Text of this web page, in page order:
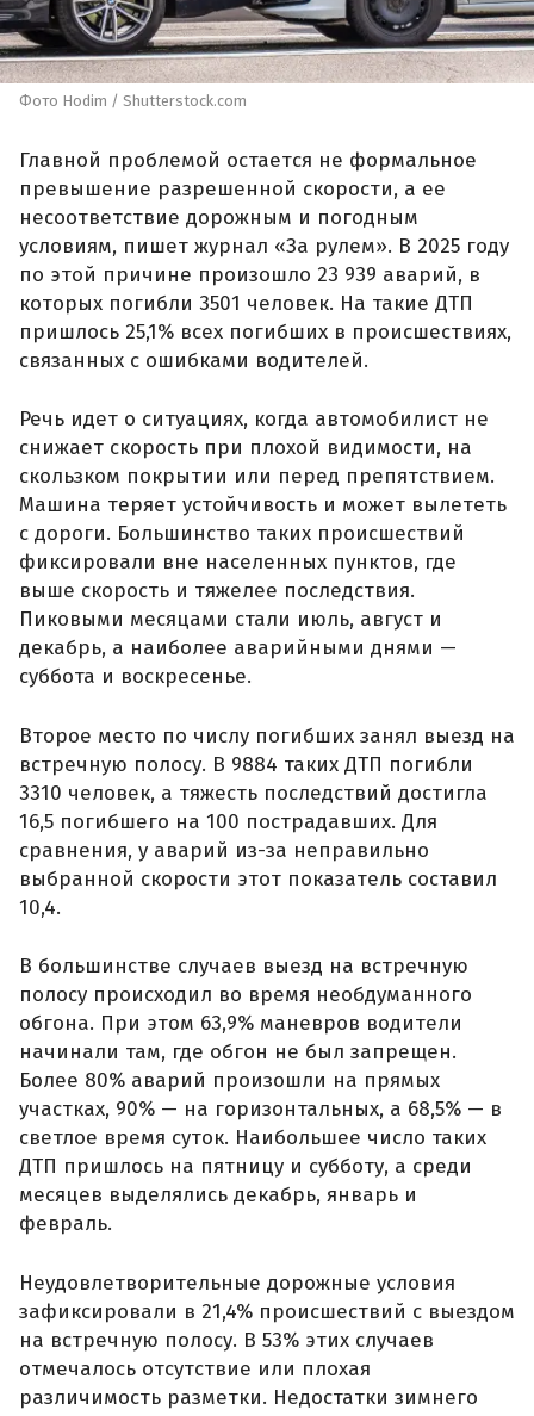
Фото Hodim / Shutterstock.com
Главной проблемой остается не формальное
превышение разрешенной скорости, а ее
несоответствие дорожным и погодным
условиям, пишет журнал «За рулем». В 2025 году
по этой причине произошло 23 939 аварий, в
которых погибли 3501 человек. На такие ДТП
пришлось 25,1% всех погибших в происшествиях,
связанных с ошибками водителей.
Речь идет о ситуациях, когда автомобилист не
снижает скорость при плохой видимости, на
скользком покрытии или перед препятствием.
Машина теряет устойчивость и может вылететь
с дороги. Большинство таких происшествий
фиксировали вне населенных пунктов, где
выше скорость и тяжелее последствия.
Пиковыми месяцами стали июль, август и
декабрь, а наиболее аварийными днями —
суббота и воскресенье.
Второе место по числу погибших занял выезд на
встречную полосу. В 9884 таких ДТП погибли
3310 человек, а тяжесть последствий достигла
16,5 погибшего на 100 пострадавших. Для
сравнения, у аварий из-за неправильно
выбранной скорости этот показатель составил
10,4.
В большинстве случаев выезд на встречную
полосу происходил во время необдуманного
обгона. При этом 63,9% маневров водители
начинали там, где обгон не был запрещен.
Более 80% аварий произошли на прямых
участках, 90% — на горизонтальных, а 68,5% — в
светлое время суток. Наибольшее число таких
ДТП пришлось на пятницу и субботу, а среди
месяцев выделялись декабрь, январь и
февраль.
Неудовлетворительные дорожные условия
зафиксировали в 21,4% происшествий с выездом
на встречную полосу. В 53% этих случаев
отмечалось отсутствие или плохая
различимость разметки. Недостатки зимнего